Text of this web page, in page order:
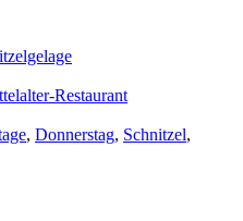
Restaurant
, Donnerstag, Schnitzel,